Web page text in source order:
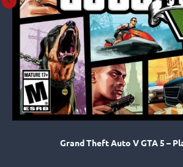
Grand Theft Auto V GTA 5 –